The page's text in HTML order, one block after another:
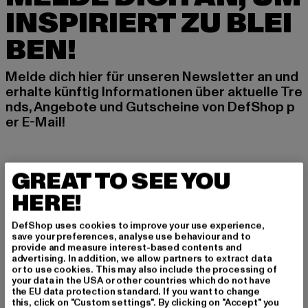
INSPIRIERT ZU BLEI
BEN!
Melde dich hier für unseren Newsletter an und
erhalte künftig Informationen über aktuelle Tre
nds, Angebote und Gutscheine von DefShop p
er E-Mail!
An welchen Produkten bist du interessiert?
MÄNNER
FRAUEN
E-MAIL
ANMELDEN
GREAT TO SEE YOU
HERE!
DefShop uses cookies to improve your use experience,
save your preferences, analyse use behaviour and to
provide and measure interest-based contents and
advertising. In addition, we allow partners to extract data
or to use cookies. This may also include the processing of
your data in the USA or other countries which do not have
the EU data protection standard. If you want to change
this, click on "Custom settings". By clicking on "Accept" you